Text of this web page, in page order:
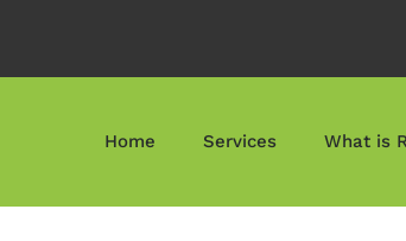
Home Services What is